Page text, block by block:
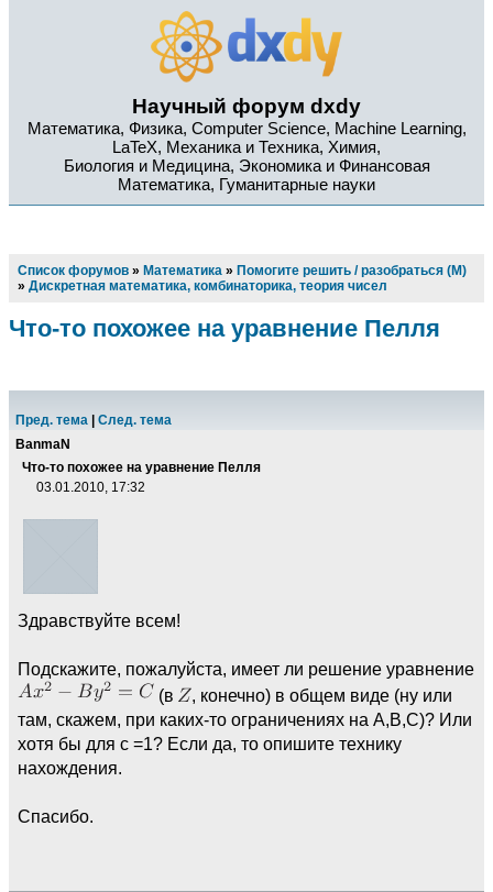
Научный форум dxdy
Математика, Физика, Computer Science, Machine Learning,
LaTeX, Механика и Техника, Химия,
Биология и Медицина, Экономика и Финансовая
Математика, Гуманитарные науки
Список форумов » Математика » Помогите решить / разобраться (М)
» Дискретная математика, комбинаторика, теория чисел
Что-то похожее на уравнение Пелля
Пред. тема
След. тема
BanmaN
Что-то похожее на уравнение Пелля
03.01.2010, 17:32
Здравствуйте всем!
Подскажите, пожалуйста, имеет ли решение уравнение
(в
, конечно) в общем виде (ну или
там, скажем, при каких-то ограничениях на A,B,C)? Или
хотя бы для c =1? Если да, то опишите технику
нахождения.
Спасибо.